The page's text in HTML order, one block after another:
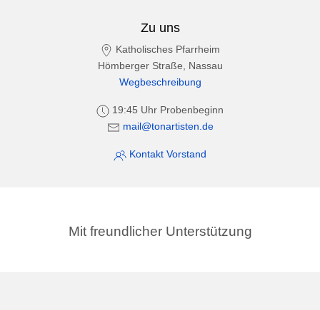
Zu uns
Katholisches Pfarrheim
Hömberger Straße, Nassau
Wegbeschreibung
19:45 Uhr Probenbeginn
mail@tonartisten.de
Kontakt Vorstand
Mit freundlicher Unterstützung